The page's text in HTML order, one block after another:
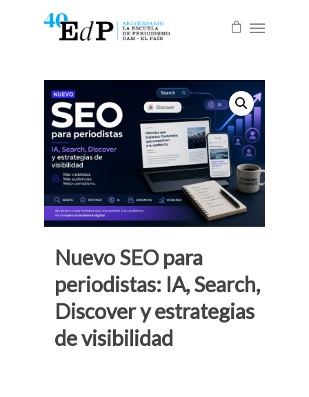
Nuevo SEO para
periodistas: IA, Search,
Discover y estrategias
de visibilidad